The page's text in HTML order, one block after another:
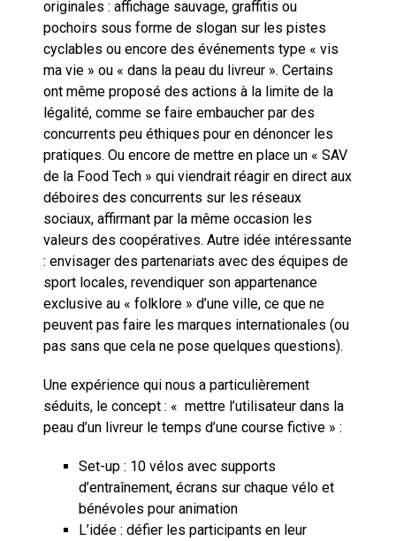
originales : affichage sauvage, graffitis ou
pochoirs sous forme de slogan sur les pistes
cyclables ou encore des événements type « vis
ma vie » ou « dans la peau du livreur ». Certains
ont même proposé des actions à la limite de la
légalité, comme se faire embaucher par des
concurrents peu éthiques pour en dénoncer les
pratiques. Ou encore de mettre en place un « SAV
de la Food Tech » qui viendrait réagir en direct aux
déboires des concurrents sur les réseaux
sociaux, affirmant par la même occasion les
valeurs des coopératives. Autre idée intéressante
: envisager des partenariats avec des équipes de
sport locales, revendiquer son appartenance
exclusive au « folklore » d’une ville, ce que ne
peuvent pas faire les marques internationales (ou
pas sans que cela ne pose quelques questions).
Une expérience qui nous a particulièrement
séduits, le concept : « mettre l’utilisateur dans la
peau d’un livreur le temps d’une course fictive » :
Set-up : 10 vélos avec supports
d’entraînement, écrans sur chaque vélo et
bénévoles pour animation
L’idée : défier les participants en leur